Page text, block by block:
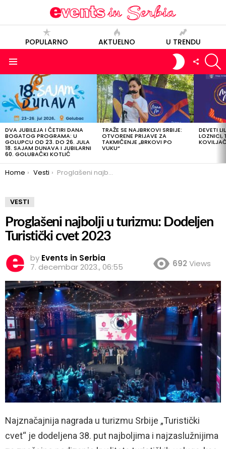
POPULARNO AKTUELNO U TRENDU
SWITCH
SKIN
FOLLOW
US
POSLEDNJE
OBJAVE
DVA JUBILEJA I ČETIRI DANA
BOGATOG PROGRAMA: U
GOLUPCU OD 23. DO 26. JULA
18. SAJAM DUNAVA I JUBILARNI
60. GOLUBAČKI KOTLIĆ
TRAŽE SE NAJBRKOVI SRBIJE:
OTVORENE PRIJAVE ZA
TAKMIČENJE „BRKOVI PO
VUKU“
DEVETI
LOZNICI,
You are here:
Home Vesti Proglašeni najbolji u turizmu: Dodeljen Turistički cvet 2023
VESTI
Proglašeni najbolji u turizmu: Dodeljen
Turistički cvet 2023
by Events in Serbia
7. decembar 2023., 06:55
692 Views
Najznačajnija nagrada u turizmu Srbije „Turistički
cvet“ je dodeljena 38. put najboljima i najzaslužnijima